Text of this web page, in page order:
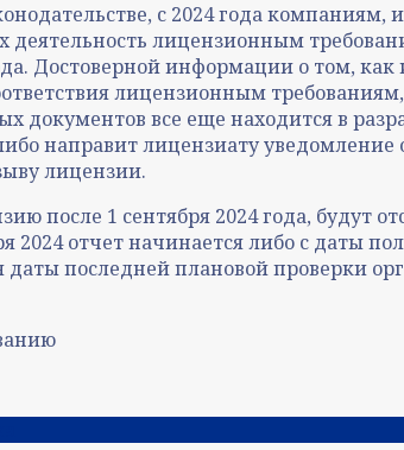
с 2024 года
деятельность лицензионным
Достоверной информации о том,
лицензионным
документов все еще находится в
направит лицензиату
лицензии.
после 1 сентября 2024 года, будут
отчет начинается либо с даты
даты последней плановой проверки